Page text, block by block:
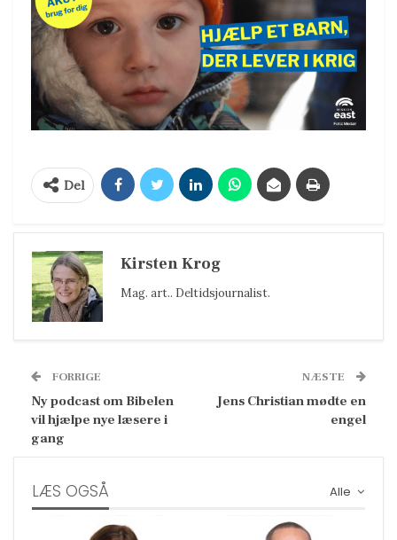
Del
Kirsten Krog
Mag. art.. Deltidsjournalist.
FORRIGE
Ny podcast om Bibelen
vil hjælpe nye læsere i
gang
NÆSTE
Jens Christian mødte en
engel
Alle
LÆS OGSÅ